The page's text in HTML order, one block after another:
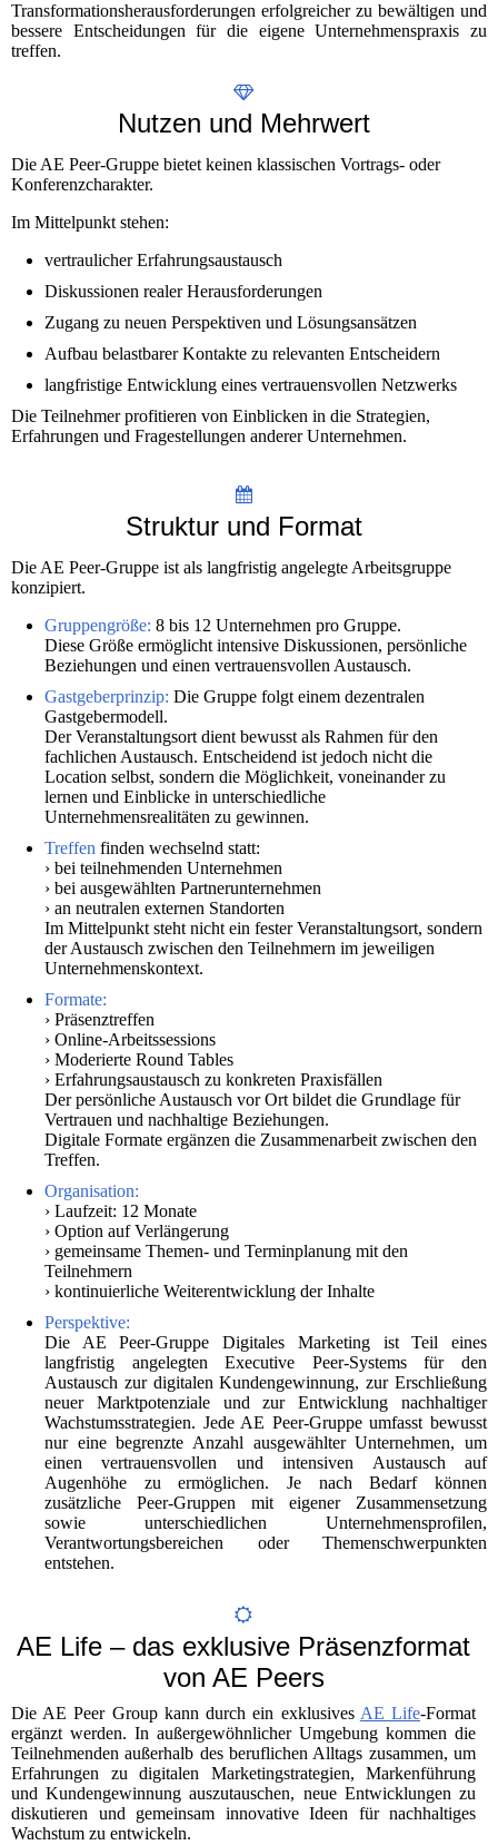
Transformationsherausforderungen erfolgreicher zu bewältigen und
bessere Entscheidungen für die eigene Unternehmenspraxis zu
treffen.
Nutzen und Mehrwert
Die AE Peer-Gruppe bietet keinen klassischen Vortrags- oder
Konferenzcharakter.
Im Mittelpunkt stehen:
vertraulicher Erfahrungsaustausch
Diskussionen realer Herausforderungen
Zugang zu neuen Perspektiven und Lösungsansätzen
Aufbau belastbarer Kontakte zu relevanten Entscheidern
langfristige Entwicklung eines vertrauensvollen Netzwerks
Die Teilnehmer profitieren von Einblicken in die Strategien,
Erfahrungen und Fragestellungen anderer Unternehmen.
Struktur und Format
Die AE Peer-Gruppe ist als langfristig angelegte Arbeitsgruppe
konzipiert.
Gruppengröße: 8 bis 12 Unternehmen pro Gruppe.
Diese Größe ermöglicht intensive Diskussionen, persönliche
Beziehungen und einen vertrauensvollen Austausch.
Gastgeberprinzip: Die Gruppe folgt einem dezentralen
Gastgebermodell.
Der Veranstaltungsort dient bewusst als Rahmen für den
fachlichen Austausch. Entscheidend ist jedoch nicht die
Location selbst, sondern die Möglichkeit, voneinander zu
lernen und Einblicke in unterschiedliche
Unternehmensrealitäten zu gewinnen.
Treffen finden wechselnd statt:
› bei teilnehmenden Unternehmen
› bei ausgewählten Partnerunternehmen
› an neutralen externen Standorten
Im Mittelpunkt steht nicht ein fester Veranstaltungsort, sondern
der Austausch zwischen den Teilnehmern im jeweiligen
Unternehmenskontext.
Formate:
› Präsenztreffen
› Online-Arbeitssessions
› Moderierte Round Tables
› Erfahrungsaustausch zu konkreten Praxisfällen
Der persönliche Austausch vor Ort bildet die Grundlage für
Vertrauen und nachhaltige Beziehungen.
Digitale Formate ergänzen die Zusammenarbeit zwischen den
Treffen.
Organisation:
› Laufzeit: 12 Monate
› Option auf Verlängerung
› gemeinsame Themen- und Terminplanung mit den
Teilnehmern
› kontinuierliche Weiterentwicklung der Inhalte
Perspektive:
Die AE Peer-Gruppe Digitales Marketing ist Teil eines
langfristig angelegten Executive Peer-Systems für den
Austausch zur digitalen Kundengewinnung, zur Erschließung
neuer Marktpotenziale und zur Entwicklung nachhaltiger
Wachstumsstrategien. Jede AE Peer-Gruppe umfasst bewusst
nur eine begrenzte Anzahl ausgewählter Unternehmen, um
einen vertrauensvollen und intensiven Austausch auf
Augenhöhe zu ermöglichen. Je nach Bedarf können
zusätzliche Peer-Gruppen mit eigener Zusammensetzung
sowie unterschiedlichen Unternehmensprofilen,
Verantwortungsbereichen oder Themenschwerpunkten
entstehen.
AE Life – das exklusive Präsenzformat
von AE Peers
Die AE Peer Group kann durch ein exklusives AE Life-Format
ergänzt werden. In außergewöhnlicher Umgebung kommen die
Teilnehmenden außerhalb des beruflichen Alltags zusammen, um
Erfahrungen zu digitalen Marketingstrategien, Markenführung
und Kundengewinnung auszutauschen, neue Entwicklungen zu
diskutieren und gemeinsam innovative Ideen für nachhaltiges
Wachstum zu entwickeln.